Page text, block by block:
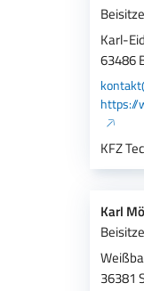
Karl-
63486
https://
KFZ
Karl
36381